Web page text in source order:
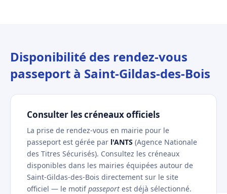
Disponibilité des rendez-vous
passeport à Saint-Gildas-des-Bois
Consulter les créneaux officiels
La prise de rendez-vous en mairie pour le
passeport est gérée par l'ANTS (Agence Nationale
des Titres Sécurisés). Consultez les créneaux
disponibles dans les mairies équipées autour de
Saint-Gildas-des-Bois directement sur le site
officiel — le motifpasseport est déjà sélectionné.